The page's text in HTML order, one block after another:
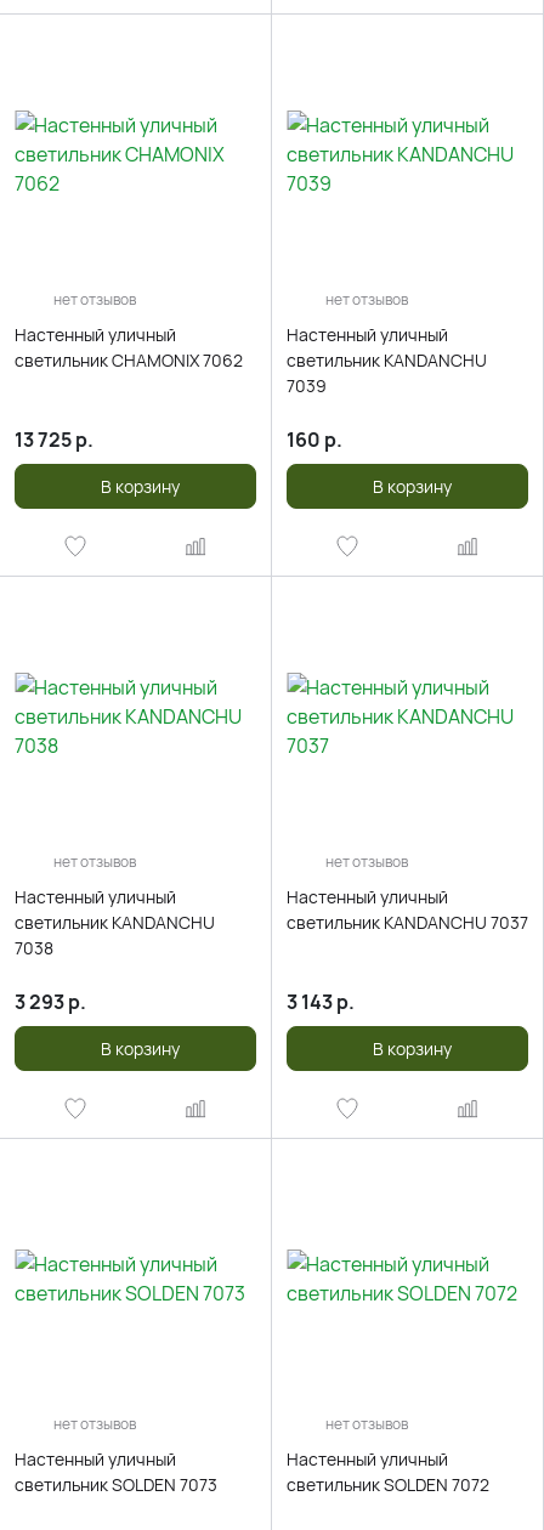
нет отзывов
Настенный уличный
светильник CHAMONIX 7062
13 725р.
В корзину
нет отзывов
Настенный уличный
светильник KANDANCHU
7039
160 р.
В корзину
нет отзывов
Настенный уличный
светильник KANDANCHU
7038
3 293р.
В корзину
нет отзывов
Настенный уличный
светильник KANDANCHU 7037
3 143р.
В корзину
нет отзывов
Настенный уличный
светильник SOLDEN 7073
нет отзывов
Настенный уличный
светильник SOLDEN 7072